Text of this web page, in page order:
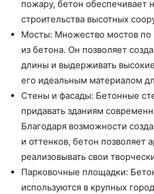
пожару, бетон обеспечивает
строительства высотных
Мосты: Множество мостов по
из бетона. Он позволяет
длины и выдерживать
его идеальным материалом
Стены и фасады: Бетонные
придавать зданиям
Благодаря возможности
и оттенков, бетон позволяет
реализовывать свои
Парковочные площадки:
используются в крупных